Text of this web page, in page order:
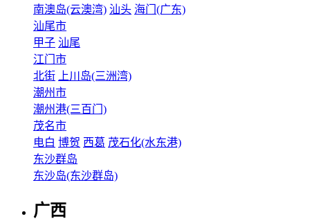
南澳岛(云澳湾) 汕头 海门(广东)
汕尾市
甲子 汕尾
江门市
北街
上川岛(三洲湾)
潮州市
潮州港(三百门)
茂名市
电白 博贺 西葛 茂石化(水东港)
东沙群岛
东沙岛(东沙群岛)
广西